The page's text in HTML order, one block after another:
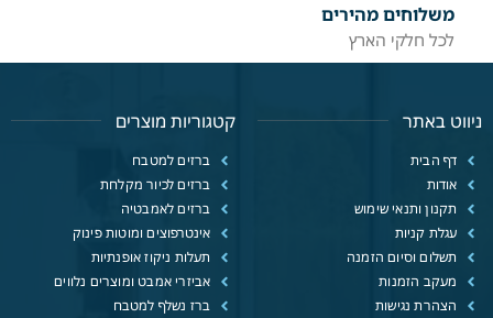
משלוחים מהירים
לכל חלקי הארץ
ניווט באתר
דף הבית
אודות
תקנון ותנאי שימוש
עגלת קניות
תשלום וסיום הזמנה
מעקב הזמנות
הצהרת נגישות
קטגוריות מוצרים
ברזים למטבח
ברזים לכיור מקלחת
ברזים לאמבטיה
אינטרפוצים ומוטות פינוק
תעלות ניקוז אופנתיות
אביזרי אמבט ומוצרים נלווים
ברז נשלף למטבח